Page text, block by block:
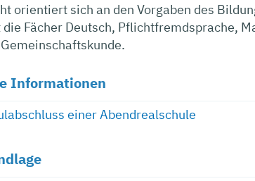
orientiert sich an den Vorgaben des
Fächer Deutsch, Pflichtfremdsprache,
Informationen
einer Abendrealschule